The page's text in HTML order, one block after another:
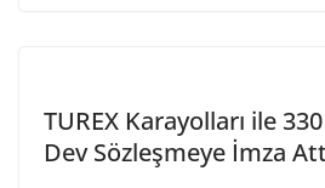
TUREX Karayolları ile
Dev Sözleşmeye İmza